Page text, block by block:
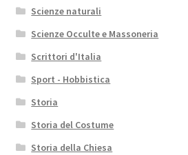
Scienze naturali
Scienze Occulte e Massoneria
Scrittori d'Italia
Sport - Hobbistica
Storia
Storia del Costume
Storia della Chiesa